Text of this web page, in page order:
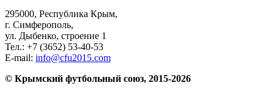
295000, Республика Крым,
г. Симферополь,
ул. Дыбенко, строение 1
Тел.: +7 (3652) 53-40-53
E-mail: info@cfu2015.com
© Крымский футбольный союз, 2015-2026